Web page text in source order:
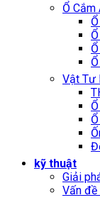
Ổ Cắm
Vật Tư
kỹ thuật
Giải
Vấn